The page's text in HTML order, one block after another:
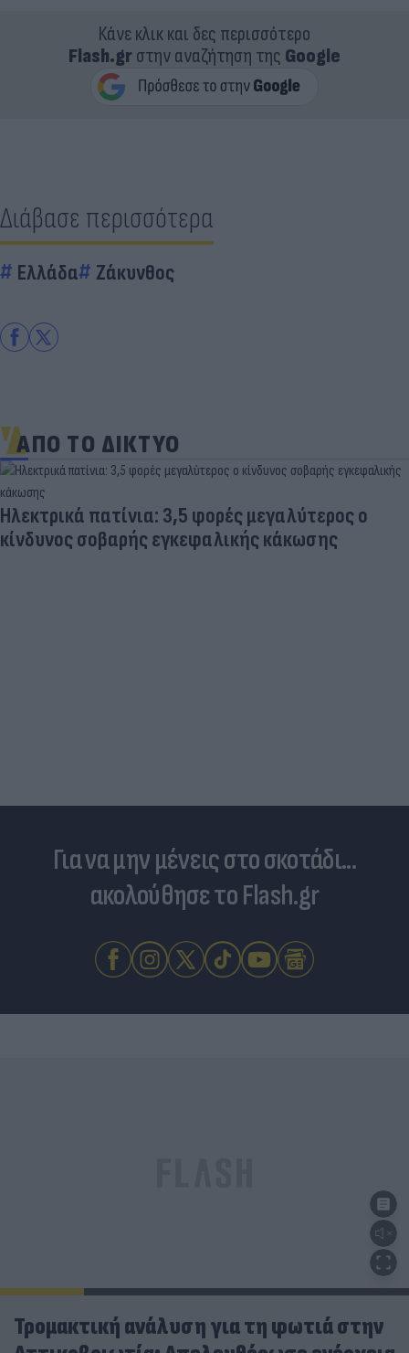
Κάνε κλικ και δες περισσότερο
Flash.grστην αναζήτηση της Google
Διάβασε περισσότερα
Ελλάδα Ζάκυνθος
ΑΠΟ ΤΟ ΔΙΚΤΥΟ
Για να μην μένεις στο σκοτάδι...
ακολούθησε το Flash.gr
Τρομακτική ανάλυση για τη φωτιά στην